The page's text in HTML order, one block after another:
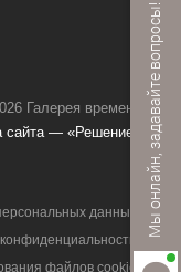
Галерея времени
сайта — «Решение»
данных
файлов cookie
Мы онлайн, задавайте вопросы!